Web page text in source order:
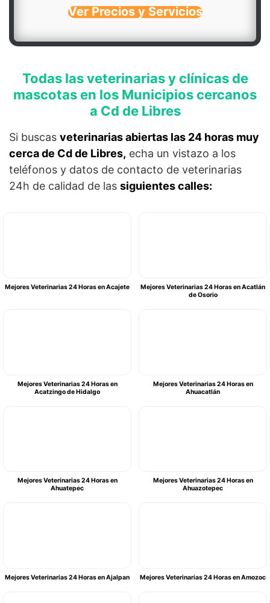
Ver Precios y Servicios
Todas las veterinarias y clínicas de
mascotas en los Municipios cercanos
a Cd de Libres
Si buscas veterinarias abiertas las 24 horas muy
cerca de Cd de Libres, echa un vistazo a los
teléfonos y datos de contacto de veterinarias
24h de calidad de las siguientes calles:
Mejores Veterinarias 24 Horas en Acajete
Mejores Veterinarias 24 Horas en Acatlán
de Osorio
Mejores Veterinarias 24 Horas en
Acatzingo de Hidalgo
Mejores Veterinarias 24 Horas en
Ahuacatlán
Mejores Veterinarias 24 Horas en
Ahuatepec
Mejores Veterinarias 24 Horas en
Ahuazotepec
Mejores Veterinarias 24 Horas en Ajalpan Mejores Veterinarias 24 Horas en Amozoc